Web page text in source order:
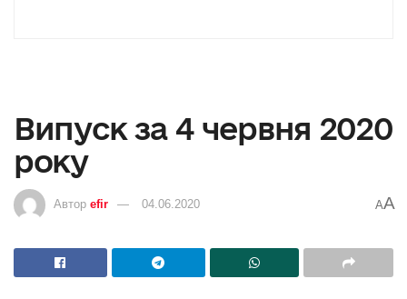
Випуск за 4 червня 2020
року
Автор efir 04.06.2020 AA